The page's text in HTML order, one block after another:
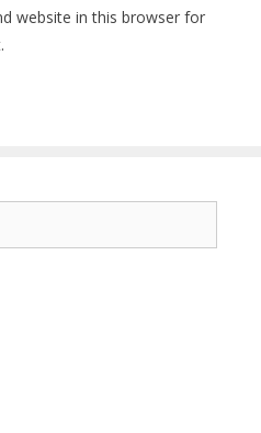
website in this browser for